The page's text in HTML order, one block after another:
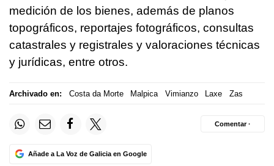
medición de los bienes, además de planos
topográficos, reportajes fotográficos, consultas
catastrales y registrales y valoraciones técnicas
y jurídicas, entre otros.
Archivado en: Costa da Morte Malpica Vimianzo Laxe Zas
Añade a La Voz de Galicia en Google
Comentar ·